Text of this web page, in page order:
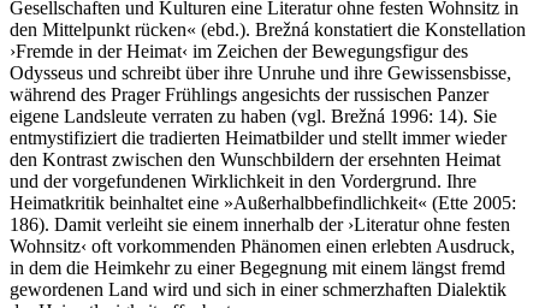
Gesellschaften und Kulturen eine Literatur ohne festen Wohnsitz in
den Mittelpunkt rücken« (ebd.). Brežná konstatiert die Konstellation
›Fremde in der Heimat‹ im Zeichen der Bewegungsfigur des
Odysseus und schreibt über ihre Unruhe und ihre Gewissensbisse,
während des Prager Frühlings angesichts der russischen Panzer
eigene Landsleute verraten zu haben (vgl. Brežná 1996: 14). Sie
entmystifiziert die tradierten Heimatbilder und stellt immer wieder
den Kontrast zwischen den Wunschbildern der ersehnten Heimat
und der vorgefundenen Wirklichkeit in den Vordergrund. Ihre
Heimatkritik beinhaltet eine »Außerhalbbefindlichkeit« (Ette 2005:
186). Damit verleiht sie einem innerhalb der ›Literatur ohne festen
Wohnsitz‹ oft vorkommenden Phänomen einen erlebten Ausdruck,
in dem die Heimkehr zu einer Begegnung mit einem längst fremd
gewordenen Land wird und sich in einer schmerzhaften Dialektik